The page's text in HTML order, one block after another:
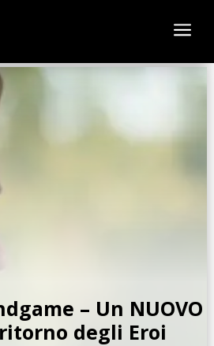
a
– Un NUOVO
ritorno degli Eroi